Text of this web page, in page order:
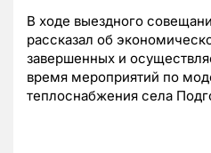
В ходе выездного
рассказал об
завершенных и
время мероприятий по
теплоснабжения села